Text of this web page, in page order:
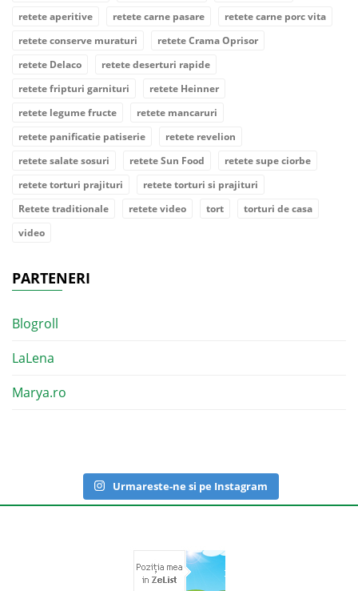
retete aperitive
retete carne pasare
retete carne porc vita
retete conserve muraturi
retete Crama Oprisor
retete Delaco
retete deserturi rapide
retete fripturi garnituri
retete Heinner
retete legume fructe
retete mancaruri
retete panificatie patiserie
retete revelion
retete salate sosuri
retete Sun Food
retete supe ciorbe
retete torturi prajituri
retete torturi si prajituri
Retete traditionale
retete video tort
torturi de casa
video
PARTENERI
Blogroll
LaLena
Marya.ro
Urmareste-ne si pe Instagram